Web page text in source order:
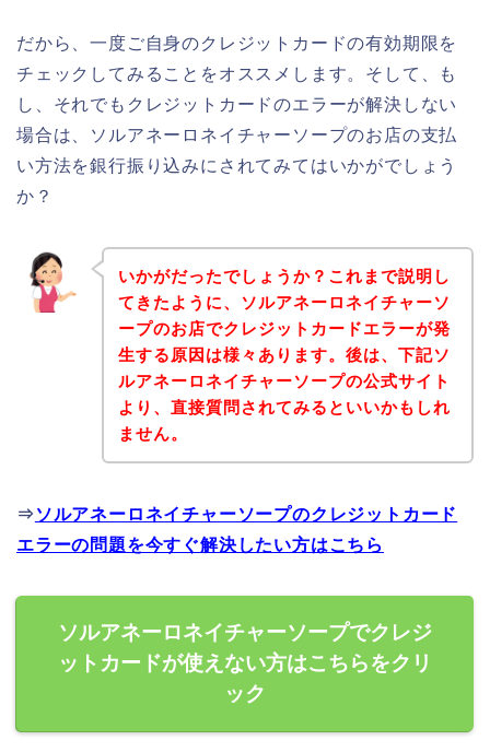
だから、一度ご自身のクレジットカードの有効期限を
チェックしてみることをオススメします。そして、も
し、それでもクレジットカードのエラーが解決しない
場合は、ソルアネーロネイチャーソープのお店の支払
い方法を銀行振り込みにされてみてはいかがでしょう
か？
いかがだったでしょうか？これまで説明し
てきたように、ソルアネーロネイチャーソ
ープのお店でクレジットカードエラーが発
生する原因は様々あります。後は、下記ソ
ルアネーロネイチャーソープの公式サイト
より、直接質問されてみるといいかもしれ
ません。
⇒ ソルアネーロネイチャーソープのクレジットカード
エラーの問題を今すぐ解決したい方はこちら
ソルアネーロネイチャーソープでクレジ
ットカードが使えない方はこちらをクリ
ック